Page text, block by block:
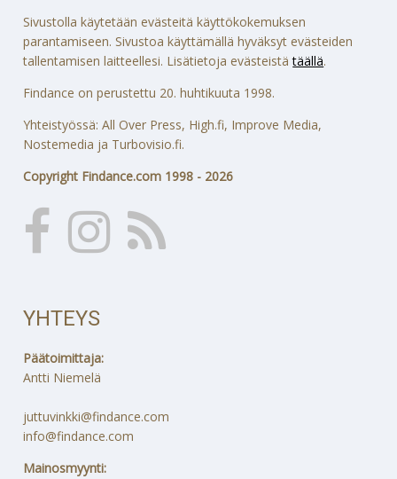
Sivustolla käytetään evästeitä käyttökokemuksen
parantamiseen. Sivustoa käyttämällä hyväksyt evästeiden
tallentamisen laitteellesi. Lisätietoja evästeistätäällä.
Findance on perustettu 20. huhtikuuta 1998.
Yhteistyössä: All Over Press, High.fi, Improve Media,
Nostemedia ja Turbovisio.fi.
Copyright Findance.com 1998 - 2026
YHTEYS
Päätoimittaja:
Antti Niemelä
juttuvinkki@findance.com
info@findance.com
Mainosmyynti: